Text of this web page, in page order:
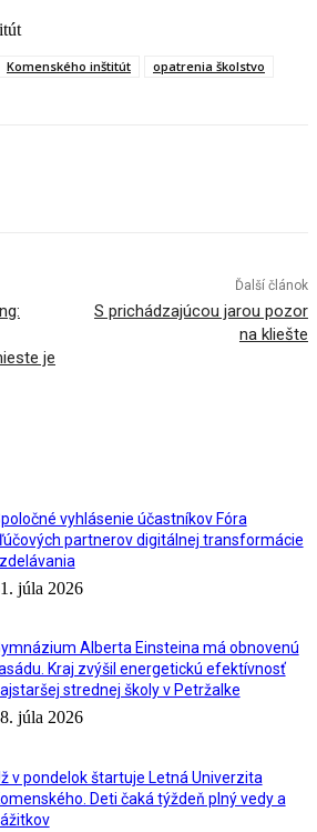
Komenského inštitút
opatrenia školstvo
je
Ďalší článok
S prichádzajúcou jarou pozor
na kliešte
vyhlásenie účastníkov Fóra
partnerov digitálnej transformácie
júla 2026
Alberta Einsteina má obnovenú
Kraj zvýšil energetickú efektívnosť
strednej školy v Petržalke
júla 2026
v pondelok štartuje Letná Univerzita
Deti čaká týždeň plný vedy a